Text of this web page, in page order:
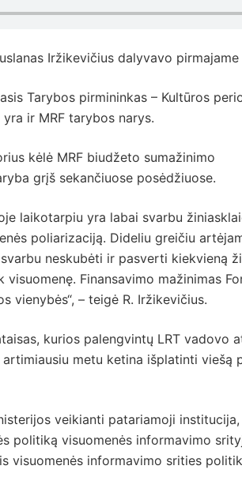
Iržikevičius dalyvavo
Tarybos pirmininkas – Kultūros
ir MRF tarybos narys.
kėlė MRF biudžeto sumažinimo
grįš sekančiuose posėdžiuose.
laikotarpiu yra labai svarbu
poliarizaciją. Dideliu greičiu
neskubėti ir pasverti kiekvieną
Finansavimo mažinimas
vienybės“, – teigė R. Iržikevičius.
kurios palengvintų LRT vadovo
metu ketina išplatinti viešą
veikianti patariamoji
politiką visuomenės informavimo
visuomenės informavimo srities